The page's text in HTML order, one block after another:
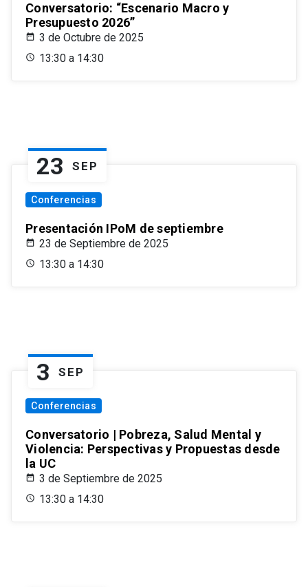
Conversatorio: “Escenario Macro y
Presupuesto 2026”
3 de Octubre de 2025
13:30 a 14:30
23 SEP
Conferencias
Presentación IPoM de septiembre
23 de Septiembre de 2025
13:30 a 14:30
3 SEP
Conferencias
Conversatorio | Pobreza, Salud Mental y
Violencia: Perspectivas y Propuestas desde
la UC
3 de Septiembre de 2025
13:30 a 14:30